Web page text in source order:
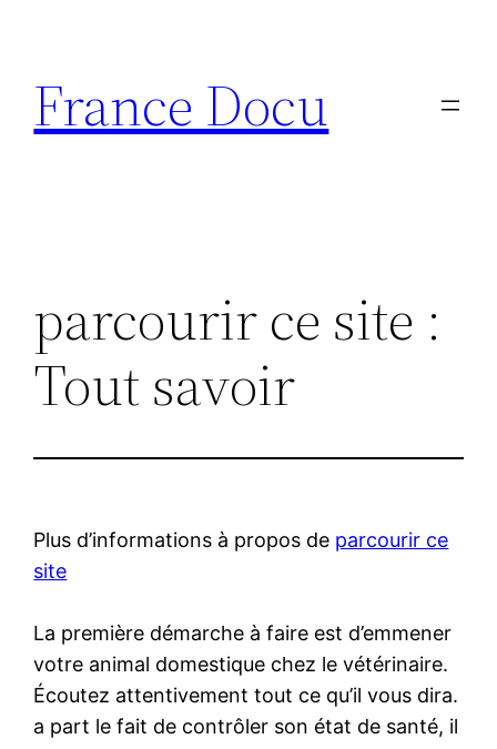
contenu
France Docu
parcourir ce site :
Tout savoir
Plus d’informations à propos de parcourir ce
site
La première démarche à faire est d’emmener
votre animal domestique chez le vétérinaire.
Écoutez attentivement tout ce qu’il vous dira.
a part le fait de contrôler son état de santé, il